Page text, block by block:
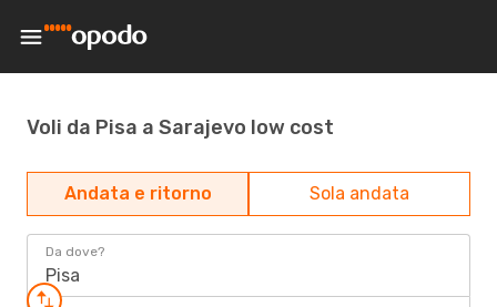
Voli da Pisa a Sarajevo low cost
Andata e ritorno Sola andata
Da dove?
Pisa